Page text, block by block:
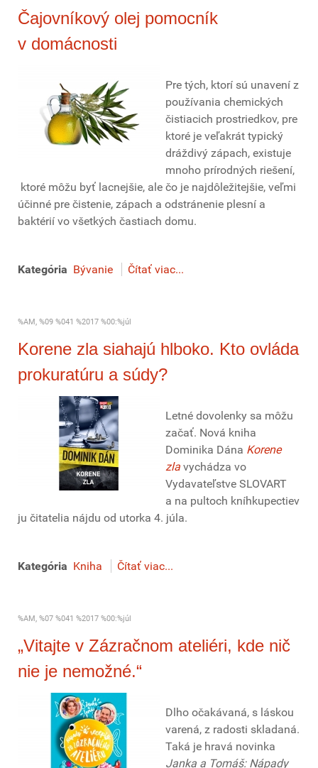
Čajovníkový olej pomocník
v domácnosti
Pre tých, ktorí sú unavení z
používania chemických
čistiacich prostriedkov, pre
ktoré je veľakrát typický
dráždivý zápach, existuje
mnoho prírodných riešení,
ktoré môžu byť lacnejšie, ale čo je najdôležitejšie, veľmi
účinné pre čistenie, zápach a odstránenie plesní a
baktérií vo všetkých častiach domu.
Kategória Bývanie Čítať viac...
%AM, %09 %041 %2017 %00:%júl
Korene zla siahajú hlboko. Kto ovláda
prokuratúru a súdy?
Letné dovolenky sa môžu
začať. Nová kniha
Dominika Dána Korene
zla vychádza vo
Vydavateľstve SLOVART
a na pultoch kníhkupectiev
ju čitatelia nájdu od utorka 4. júla.
Kategória Kniha Čítať viac...
%AM, %07 %041 %2017 %00:%júl
„Vitajte v Zázračnom ateliéri, kde nič
nie je nemožné.“
Dlho očakávaná, s láskou
varená, z radosti skladaná.
Taká je hravá novinka
Janka a Tomáš: Nápady